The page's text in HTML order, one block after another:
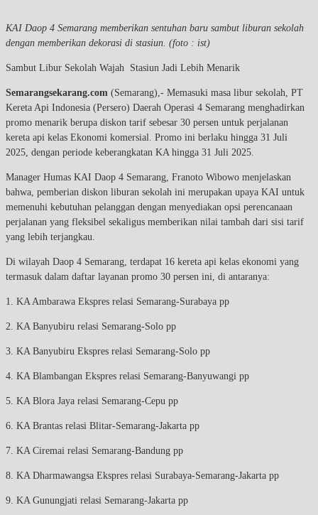
KAI Daop 4 Semarang memberikan sentuhan baru sambut liburan sekolah
dengan memberikan dekorasi di stasiun. (foto : ist)
Sambut Libur Sekolah Wajah Stasiun Jadi Lebih Menarik
Semarangsekarang.com (Semarang),- Memasuki masa libur sekolah, PT
Kereta Api Indonesia (Persero) Daerah Operasi 4 Semarang menghadirkan
promo menarik berupa diskon tarif sebesar 30 persen untuk perjalanan
kereta api kelas Ekonomi komersial. Promo ini berlaku hingga 31 Juli
2025, dengan periode keberangkatan KA hingga 31 Juli 2025.
Manager Humas KAI Daop 4 Semarang, Franoto Wibowo menjelaskan
bahwa, pemberian diskon liburan sekolah ini merupakan upaya KAI untuk
memenuhi kebutuhan pelanggan dengan menyediakan opsi perencanaan
perjalanan yang fleksibel sekaligus memberikan nilai tambah dari sisi tarif
yang lebih terjangkau.
Di wilayah Daop 4 Semarang, terdapat 16 kereta api kelas ekonomi yang
termasuk dalam daftar layanan promo 30 persen ini, di antaranya:
1. KA Ambarawa Ekspres relasi Semarang-Surabaya pp
2. KA Banyubiru relasi Semarang-Solo pp
3. KA Banyubiru Ekspres relasi Semarang-Solo pp
4. KA Blambangan Ekspres relasi Semarang-Banyuwangi pp
5. KA Blora Jaya relasi Semarang-Cepu pp
6. KA Brantas relasi Blitar-Semarang-Jakarta pp
7. KA Ciremai relasi Semarang-Bandung pp
8. KA Dharmawangsa Ekspres relasi Surabaya-Semarang-Jakarta pp
9. KA Gunungjati relasi Semarang-Jakarta pp